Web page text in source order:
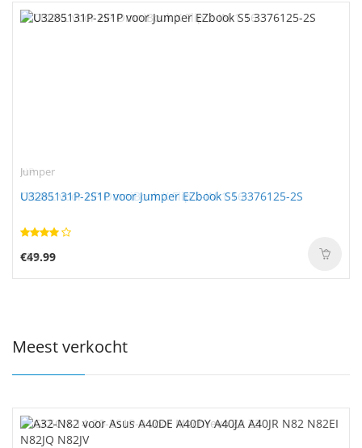
Jumper
U3285131P-2S1P voor Jumper EZbook S5 3376125-2S
€49.99
Meest verkocht